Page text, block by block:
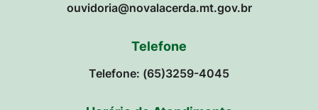
ouvidoria@novalacerda.mt.gov.br
Telefone
Telefone: (65)3259-4045